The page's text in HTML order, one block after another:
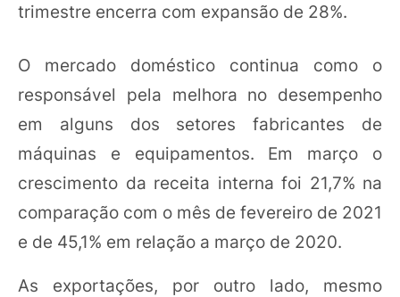
trimestre encerra com expansão de 28%.
O mercado doméstico continua como o
responsável pela melhora no desempenho
em alguns dos setores fabricantes de
máquinas e equipamentos. Em março o
crescimento da receita interna foi 21,7% na
comparação com o mês de fevereiro de 2021
e de 45,1% em relação a março de 2020.
As exportações, por outro lado, mesmo